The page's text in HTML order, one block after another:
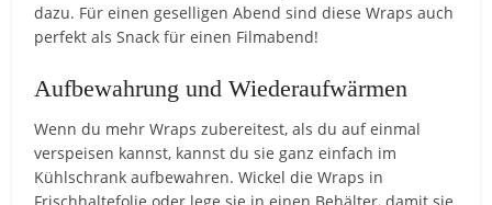
dazu. Für einen geselligen Abend sind diese Wraps auch
perfekt als Snack für einen Filmabend!
Aufbewahrung und Wiederaufwärmen
Wenn du mehr Wraps zubereitest, als du auf einmal
verspeisen kannst, kannst du sie ganz einfach im
Kühlschrank aufbewahren. Wickel die Wraps in